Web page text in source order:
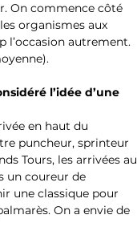
On commence côté
organismes aux
l’occasion autrement.
l’idée d’une
en haut du
puncheur, sprinteur
Tours, les arrivées au
un coureur de
une classique pour
On a envie de